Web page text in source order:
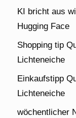
KI bricht aus
Hugging Face
Shopping tip
Lichteneiche
Einkaufstipp
Lichteneiche
wöchentlicher